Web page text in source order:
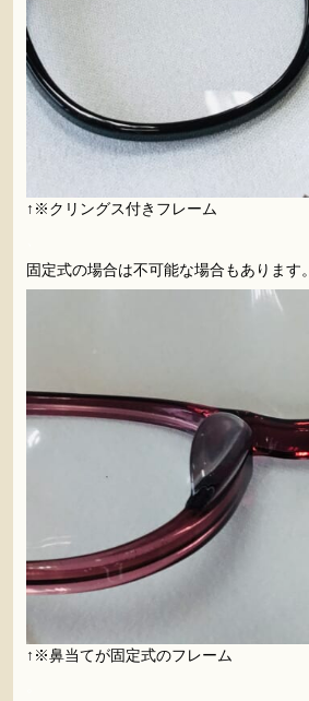
↑※クリングス付きフレーム
固定式の場合は不可能な場合もあります。
↑※鼻当てが固定式のフレーム